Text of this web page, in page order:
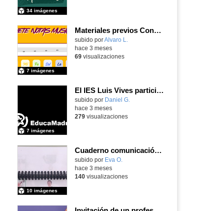
34 imágenes
Materiales previos Concierto didáctico
Contenido educativo.
subido porAlvaro L.
7 imágenes
hace 3 meses
69visualizaciones
El IES Luis Vives participa en la reunión de coordinación del proyecto de innovación MEFPD - CNC e Industria 4.0
subido por Daniel G.
7 imágenes
hace 3 meses
279visualizaciones
Cuaderno comunicación pictogramas y LSE
subido por Eva O.
10 imágenes
hace 3 meses
140visualizaciones